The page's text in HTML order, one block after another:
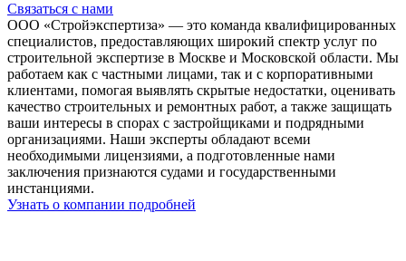
Связаться с нами
ООО «Стройэкспертиза» — это команда квалифицированных
специалистов, предоставляющих широкий спектр услуг по
строительной экспертизе в Москве и Московской области. Мы
работаем как с частными лицами, так и с корпоративными
клиентами, помогая выявлять скрытые недостатки, оценивать
качество строительных и ремонтных работ, а также защищать
ваши интересы в спорах с застройщиками и подрядными
организациями. Наши эксперты обладают всеми
необходимыми лицензиями, а подготовленные нами
заключения признаются судами и государственными
инстанциями.
Узнать о компании подробней